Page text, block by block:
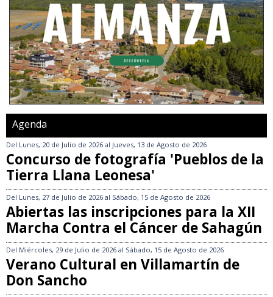
Agenda
Del Lunes, 20 de Julio de 2026 al Jueves, 13 de Agosto de 2026
Concurso de fotografía 'Pueblos de la
Tierra Llana Leonesa'
Del Lunes, 27 de Julio de 2026 al Sábado, 15 de Agosto de 2026
Abiertas las inscripciones para la XII
Marcha Contra el Cáncer de Sahagún
Del Miércoles, 29 de Julio de 2026 al Sábado, 15 de Agosto de 2026
Verano Cultural en Villamartín de
Don Sancho